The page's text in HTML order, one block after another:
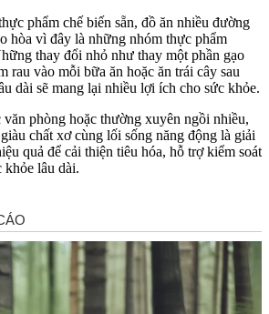
phẩm chế biến sẵn, đồ ăn nhiều đường
hòa vì đây là những nhóm thực phẩm
thay đổi nhỏ như thay một phần gạo
rau vào mỗi bữa ăn hoặc ăn trái cây sau
dài sẽ mang lại nhiều lợi ích cho sức khỏe.
phòng hoặc thường xuyên ngồi nhiều,
chất xơ cùng lối sống năng động là giải
quả để cải thiện tiêu hóa, hỗ trợ kiểm soát
khỏe lâu dài.